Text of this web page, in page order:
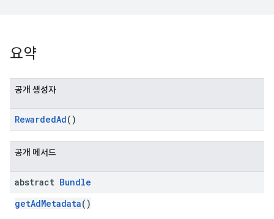
요약
공개 생성자
RewardedAd()
공개 메서드
abstract Bundle
getAdMetadata()